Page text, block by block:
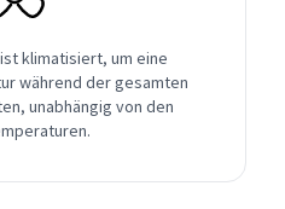
klimatisiert, um eine
während der gesamten
unabhängig von den